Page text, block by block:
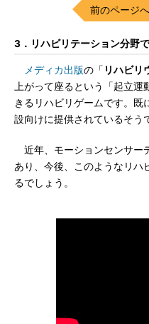
前のページへ
3．リハビリテーション分野
メディカ出版の「 リハビリ
上がって座るという「起立
きるリハビリゲームです。既
設向けに提供されているそう
近年、モーションセンサー
あり、今後、このようなリハ
るでしょう。